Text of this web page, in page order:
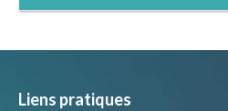
Liens pratiques